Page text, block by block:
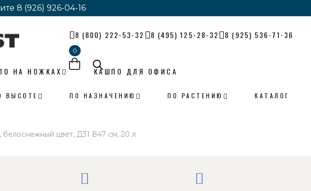
8 (926) 926-04-16
8 (926) 926-04-16
8 (800) 222-53-32 8 (495) 125-28-32 8 (925) 536-71-36
0
НА НОЖКАХ КАШПО ДЛЯ ОФИСА
ВЫСОТЕ ПО НАЗНАЧЕНИЮ ПО РАСТЕНИЮ КАТАЛОГ
белоснежный цвет, Д31 В47 см, 20 л